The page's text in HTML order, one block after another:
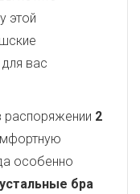
этой
вас
распоряжении 2
особенно
бра